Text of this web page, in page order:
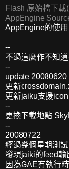
Flash 原始檔下
AppEngine
AppEngine的使
--
不過這麼作不知
--
update 20080620
更新
更新jaiku支援icon
--
更換下載地點
--
20080722
經過幾個星期測試
發現jaiki的feed輸
因為GAE有執行